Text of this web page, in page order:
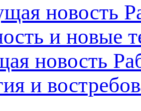
новость
и новые
новость
и